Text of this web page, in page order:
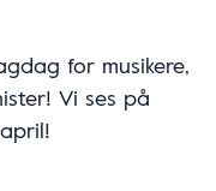
for musikere,
Vi ses på